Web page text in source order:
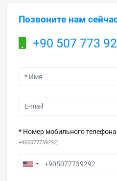
Позвоните нам
+90 507 773
* Номер мобильного
+905077739292)